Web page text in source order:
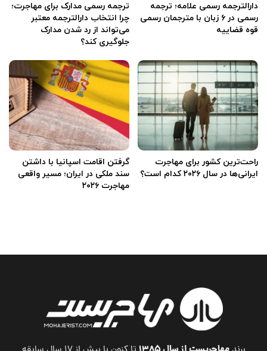
دارالترجمه رسمی علامه؛ ترجمه
رسمی در ۶ زبان با مترجمان رسمی
قوه قضاییه
ترجمه رسمی مدارک برای مهاجرت؛
چرا انتخاب دارالترجمه معتبر
می‌تواند از رد شدن مدارک
جلوگیری کند؟
راحت‌ترین کشور برای مهاجرت
ایرانی‌ها در سال ۲۰۲۶ کدام است؟
گرفتن اقامت اسپانیا با داشتن
سند ملکی در ایران؛ مسیر واقعی
مهاجرت ۲۰۲۶